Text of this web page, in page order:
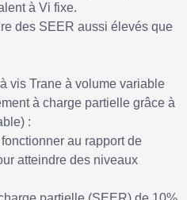
à Vi fixe.
des SEER aussi élevés que
vis Trane à volume variable
à charge partielle grâce à
:
au rapport de
atteindre des niveaux